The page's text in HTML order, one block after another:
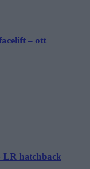
– ott
LR hatchback